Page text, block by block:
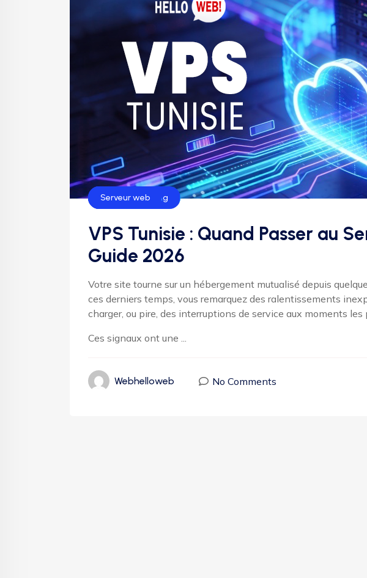
Hébergement
Helloweb Hosting
Serveur web
VPS Tunisie : Quand Passer au
Guide 2026
Votre site tourne sur un hébergement mutualisé depuis
ces derniers temps, vous remarquez des ralentissements
charger, ou pire, des interruptions de service aux moments les
Ces signaux ont une ...
Webhelloweb No Comments